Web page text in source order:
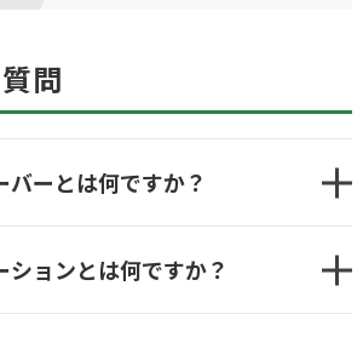
問
バーとは何ですか？
ションとは何ですか？